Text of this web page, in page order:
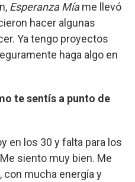
Esperanza Míame llevó
hacer algunas
Ya tengo proyectos
haga algo en
te sentís a punto de
en los 30 y falta para los
siento muy bien. Me
con mucha energía y